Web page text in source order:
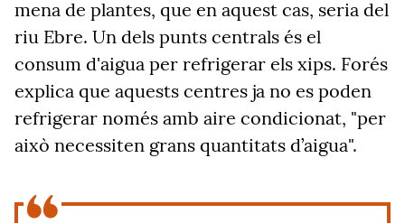
mena de plantes, que en aquest cas, seria del
riu Ebre. Un dels punts centrals és el
consum d'aigua per refrigerar els xips. Forés
explica que aquests centres ja no es poden
refrigerar només amb aire condicionat, "per
això necessiten grans quantitats d’aigua".